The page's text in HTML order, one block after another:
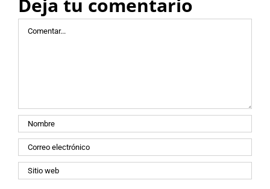
Deja tu comentario
Comentar